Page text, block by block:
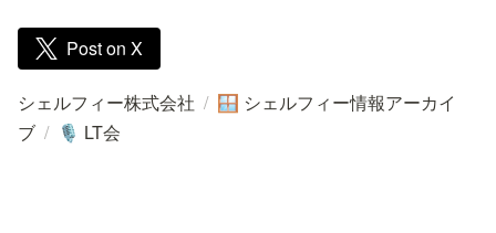
Post on X
シェルフィー株式会社 / 🪟 シェルフィー情報アーカイ
ブ / 🎙️ LT会